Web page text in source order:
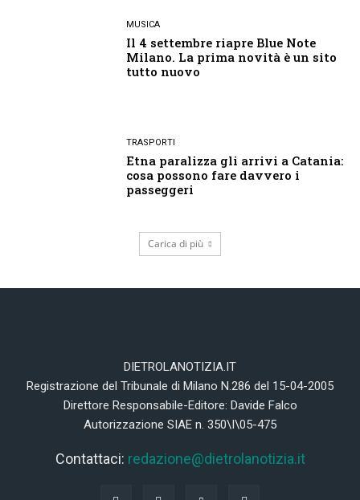
MUSICA
Il 4 settembre riapre Blue Note
Milano. La prima novità è un sito
tutto nuovo
TRASPORTI
Etna paralizza gli arrivi a Catania:
cosa possono fare davvero i
passeggeri
Carica di più
DIETROLANOTIZIA.IT
Registrazione del Tribunale di Milano N.286 del 15-04-2005
Direttore Responsabile-Editore: Davide Falco
Autorizzazione SIAE n. 350\I\05-475
Contattaci: redazione@dietrolanotizia.it